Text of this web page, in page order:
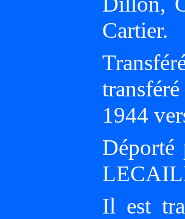
Cartier.
1944
Déporté
Il est